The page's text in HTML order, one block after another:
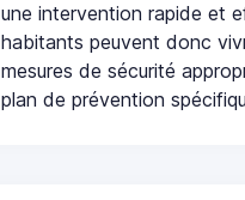
une intervention rapide et
habitants peuvent donc
mesures de sécurité
plan de prévention